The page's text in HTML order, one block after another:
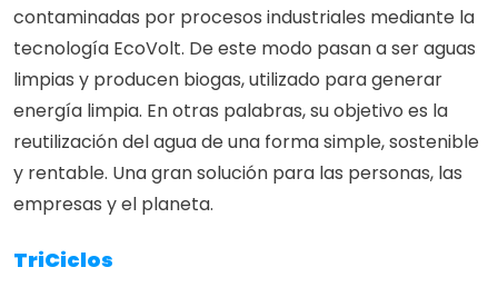
contaminadas por procesos industriales mediante la
tecnología EcoVolt. De este modo pasan a ser aguas
limpias y producen biogas, utilizado para generar
energía limpia. En otras palabras, su objetivo es la
reutilización del agua de una forma simple, sostenible
y rentable. Una gran solución para las personas, las
empresas y el planeta.
TriCiclos